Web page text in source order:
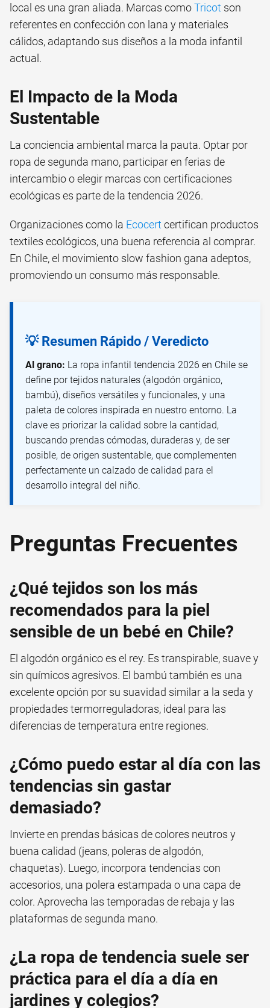
local es una gran aliada. Marcas comoTricot son
referentes en confección con lana y materiales
cálidos, adaptando sus diseños a la moda infantil
actual.
El Impacto de la Moda
Sustentable
La conciencia ambiental marca la pauta. Optar por
ropa de segunda mano, participar en ferias de
intercambio o elegir marcas con certificaciones
ecológicas es parte de la tendencia 2026.
Organizaciones como la Ecocert certifican productos
textiles ecológicos, una buena referencia al comprar.
En Chile, el movimiento slow fashion gana adeptos,
promoviendo un consumo más responsable.
💡 Resumen Rápido / Veredicto
Al grano: La ropa infantil tendencia 2026 en Chile se
define por tejidos naturales (algodón orgánico,
bambú), diseños versátiles y funcionales, y una
paleta de colores inspirada en nuestro entorno. La
clave es priorizar la calidad sobre la cantidad,
buscando prendas cómodas, duraderas y, de ser
posible, de origen sustentable, que complementen
perfectamente un calzado de calidad para el
desarrollo integral del niño.
Preguntas Frecuentes
¿Qué tejidos son los más
recomendados para la piel
sensible de un bebé en Chile?
El algodón orgánico es el rey. Es transpirable, suave y
sin químicos agresivos. El bambú también es una
excelente opción por su suavidad similar a la seda y
propiedades termorreguladoras, ideal para las
diferencias de temperatura entre regiones.
¿Cómo puedo estar al día con las
tendencias sin gastar
demasiado?
Invierte en prendas básicas de colores neutros y
buena calidad (jeans, poleras de algodón,
chaquetas). Luego, incorpora tendencias con
accesorios, una polera estampada o una capa de
color. Aprovecha las temporadas de rebaja y las
plataformas de segunda mano.
¿La ropa de tendencia suele ser
práctica para el día a día en
jardines y colegios?